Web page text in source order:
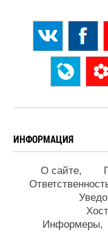
ИНФОРМАЦИЯ
О сайте
Информеры